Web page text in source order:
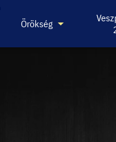
Örökség